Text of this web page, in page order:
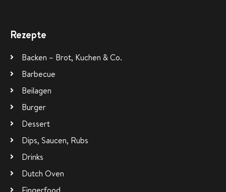
Rezepte
Backen – Brot, Kuchen & Co.
Barbecue
Beilagen
Burger
Dessert
Dips, Saucen, Rubs
Drinks
Dutch Oven